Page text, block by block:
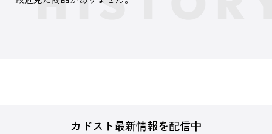
カドスト最新情報を配信中